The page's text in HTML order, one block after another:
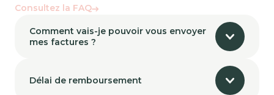
Consultez la FAQ
Comment vais-je pouvoir vous envoyer
mes factures ?
Délai de remboursement